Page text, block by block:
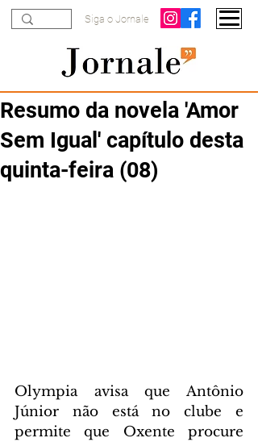
Siga o Jornale
Resumo da novela 'Amor
Sem Igual' capítulo desta
quinta-feira (08)
Olympia avisa que Antônio
Júnior não está no clube e
permite que Oxente procure